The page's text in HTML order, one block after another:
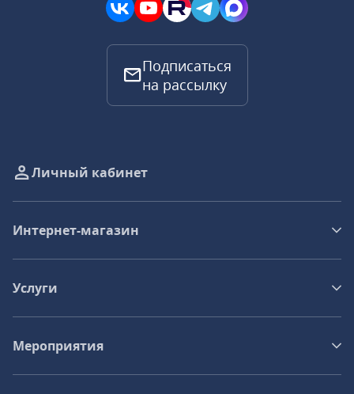
Подписаться
на рассылку
Личный кабинет
Интернет-магазин
Услуги
Мероприятия